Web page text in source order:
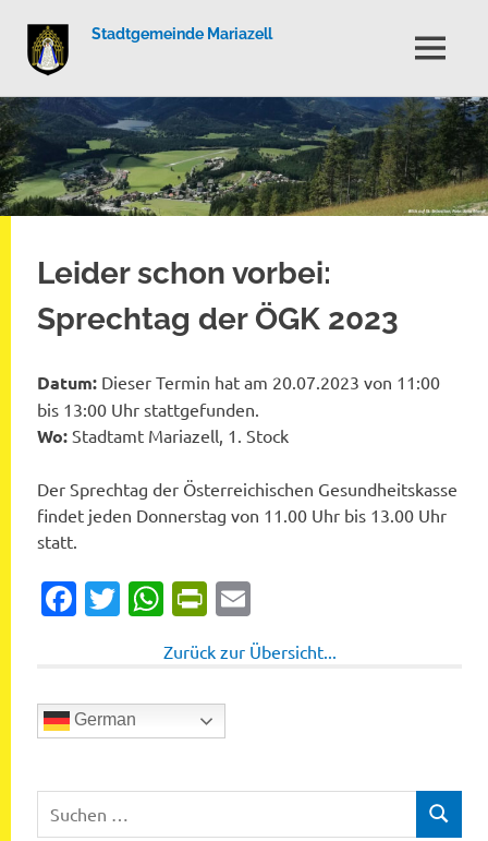
Zum
Inhalt
springen
Stadtgemeinde Mariazell
MENÜ
Leider schon vorbei:
Sprechtag der ÖGK 2023
Datum: Dieser Termin hat am 20.07.2023 von 11:00
bis 13:00 Uhr stattgefunden.
Wo: Stadtamt Mariazell, 1. Stock
Der Sprechtag der Österreichischen Gesundheitskasse
findet jeden Donnerstag von 11.00 Uhr bis 13.00 Uhr
statt.
Facebook
Twitter
WhatsApp
PrintFriendly
Zurück zur Übersicht...
German
nach:
SUCHEN